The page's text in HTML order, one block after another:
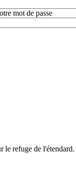
mot de passe
le refuge de l'étendard.